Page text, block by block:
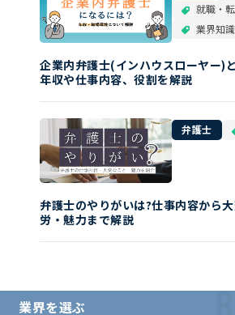
就職・
業界知識
企業内弁護士(インハウスローヤー)
年収や仕事内容、役割を解説
弁護士
弁護士のやりがいは?仕事内容から
労・魅力まで解説
業界を選ぶ